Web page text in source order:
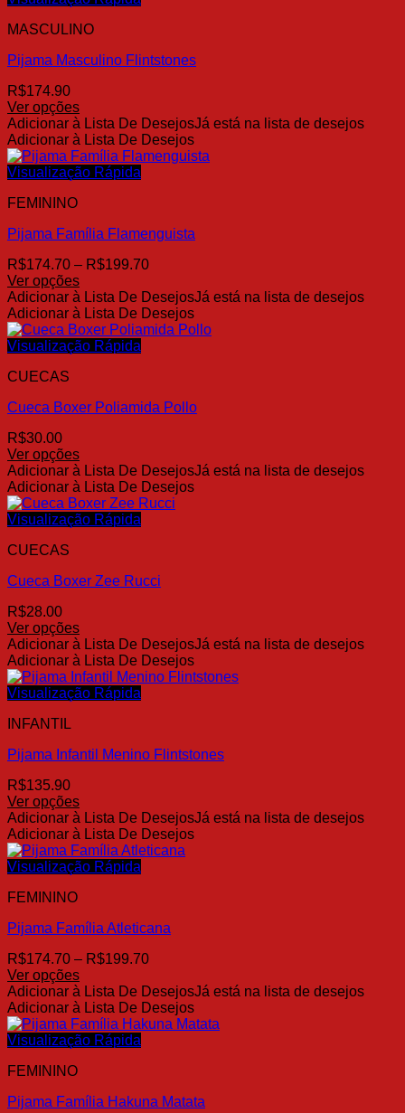
As
podem
escolhidas
na
página
do
produto
MASCULINO
Pijama Masculino Flintstones
R$174.90
Ver opções
Este
produto
tem
várias
As
podem
escolhidas
na
página
do
produto
Adicionar à Lista De DesejosJá está na lista de desejos
Adicionar à Lista De Desejos
Visualização Rápida
FEMININO
Pijama Família Flamenguista
R$174.70 – R$199.70Faixa
preço:
R$174.70
através
Ver opções
Este
produto
tem
várias
As
podem
escolhidas
na
página
do
produto
Adicionar à Lista De DesejosJá está na lista de desejos
Adicionar à Lista De Desejos
Visualização Rápida
CUECAS
Cueca Boxer Poliamida Pollo
R$30.00
Ver opções
Este
produto
tem
várias
As
podem
escolhidas
na
página
do
produto
Adicionar à Lista De DesejosJá está na lista de desejos
Adicionar à Lista De Desejos
Visualização Rápida
CUECAS
Cueca Boxer Zee Rucci
R$28.00
Ver opções
Este
produto
tem
várias
As
podem
escolhidas
na
página
do
produto
Adicionar à Lista De DesejosJá está na lista de desejos
Adicionar à Lista De Desejos
Visualização Rápida
INFANTIL
Pijama Infantil Menino Flintstones
R$135.90
Ver opções
Este
produto
tem
várias
As
podem
escolhidas
na
página
do
produto
Adicionar à Lista De DesejosJá está na lista de desejos
Adicionar à Lista De Desejos
Visualização Rápida
FEMININO
Pijama Família Atleticana
R$174.70 – R$199.70Faixa
preço:
R$174.70
através
Ver opções
Este
produto
tem
várias
As
podem
Adicionar à Lista De DesejosJá está na lista de desejos
Adicionar à Lista De Desejos
Visualização Rápida
FEMININO
Pijama Família Hakuna Matata